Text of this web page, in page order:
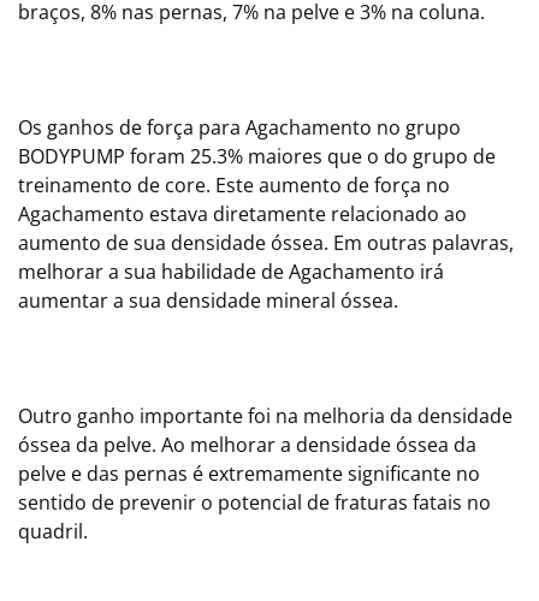
braços, 8% nas pernas, 7% na pelve e 3% na coluna.
Os ganhos de força para Agachamento no grupo
BODYPUMP foram 25.3% maiores que o do grupo de
treinamento de core. Este aumento de força no
Agachamento estava diretamente relacionado ao
aumento de sua densidade óssea. Em outras palavras,
melhorar a sua habilidade de Agachamento irá
aumentar a sua densidade mineral óssea.
Outro ganho importante foi na melhoria da densidade
óssea da pelve. Ao melhorar a densidade óssea da
pelve e das pernas é extremamente significante no
sentido de prevenir o potencial de fraturas fatais no
quadril.